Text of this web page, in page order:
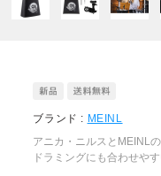
ブランド : MEINL
アニカ・ニルスとMEINL
ドラミングにも合わせや